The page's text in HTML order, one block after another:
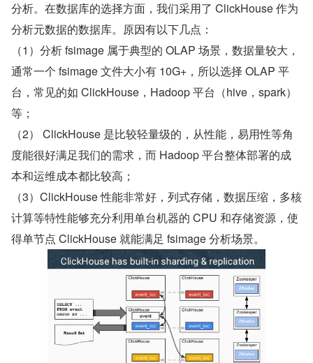
分析。在数据库的选择方面，我们采用了 ClickHouse 作为
分析元数据的数据库。原因有以下几点：
（1）分析 fsimage 属于典型的 OLAP 场景，数据量较大，
通常一个 fsimage 文件大小有 10G+，所以选择 OLAP 平
台，常见的如 ClickHouse，Hadoop 平台（hive，spark）
等；
（2） ClickHouse 是比较轻量级的，从性能，易用性等角
度能很好满足我们的需求，而 Hadoop 平台整体部署的成
本和运维成本都比较高；
（3）ClickHouse 性能非常好，列式存储，数据压缩，多核
计算等特性能够充分利用单台机器的 CPU 和存储资源，使
得单节点 ClickHouse 就能满足 fsimage 分析场景。